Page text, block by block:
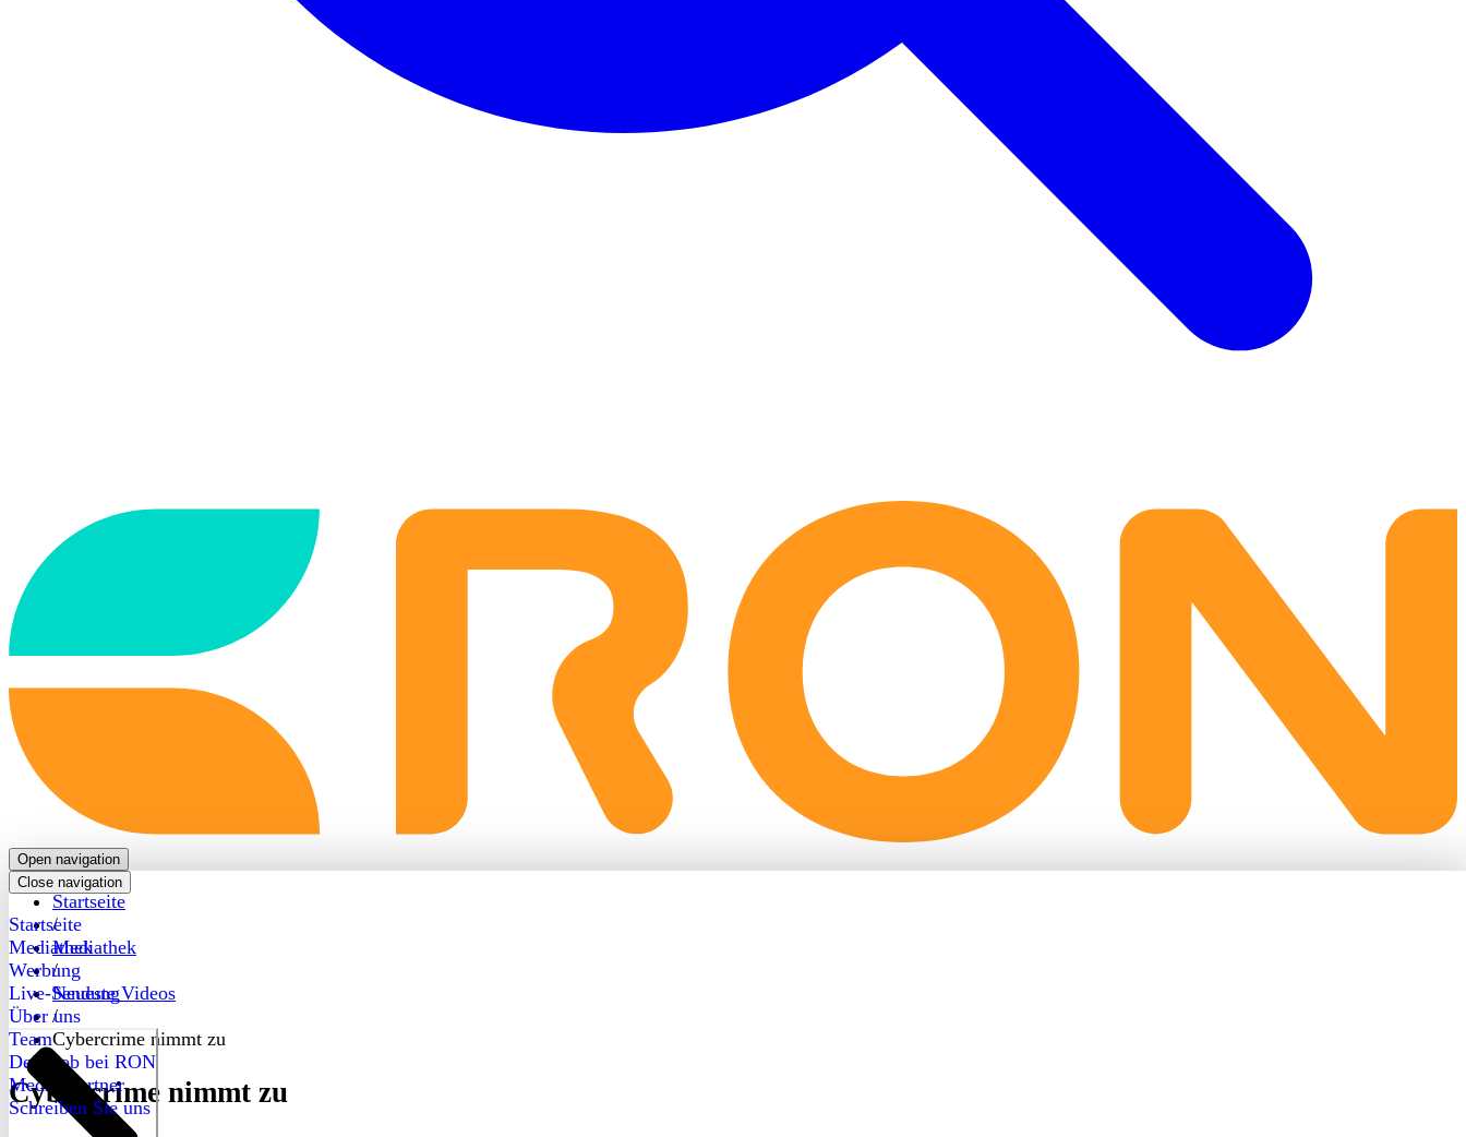
frontpage
Open navigation
Close navigation
Startseite
Mediathek
Werbung
Live-Sendung
Über uns
Team
Dein Job bei RON
Medienpartner
Schreiben Sie uns
Startseite
/
Mediathek
/
Neueste Videos
/
Cybercrime nimmt zu
Cybercrime nimmt zu